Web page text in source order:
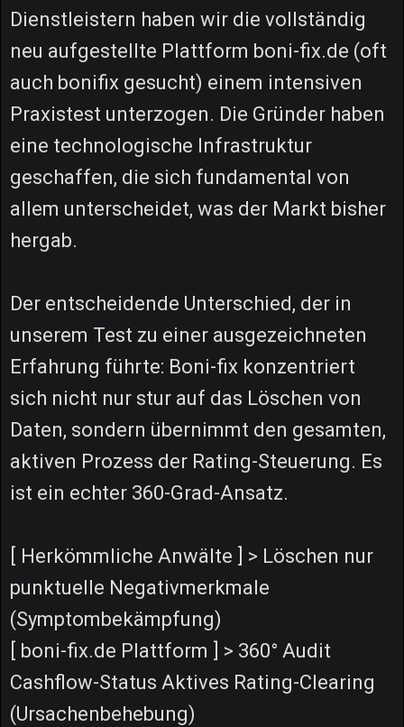
Dienstleistern haben wir die vollständig
neu aufgestellte Plattform boni-fix.de (oft
auch bonifix gesucht) einem intensiven
Praxistest unterzogen. Die Gründer haben
eine technologische Infrastruktur
geschaffen, die sich fundamental von
allem unterscheidet, was der Markt bisher
hergab.
Der entscheidende Unterschied, der in
unserem Test zu einer ausgezeichneten
Erfahrung führte: Boni-fix konzentriert
sich nicht nur stur auf das Löschen von
Daten, sondern übernimmt den gesamten,
aktiven Prozess der Rating-Steuerung. Es
ist ein echter 360-Grad-Ansatz.
[ Herkömmliche Anwälte ] > Löschen nur
punktuelle Negativmerkmale
(Symptombekämpfung)
[ boni-fix.de Plattform ] > 360° Audit
Cashflow-Status Aktives Rating-Clearing
(Ursachenbehebung)